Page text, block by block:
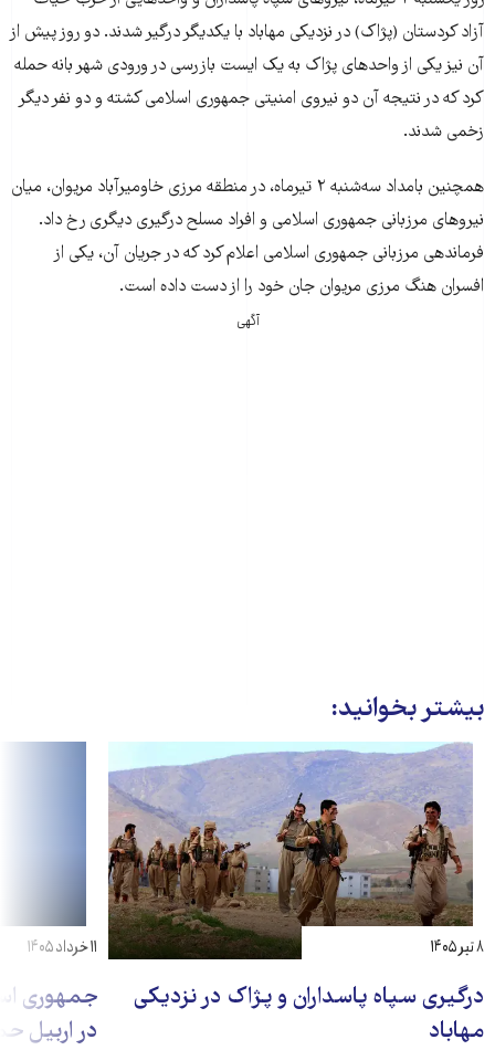
آزاد کردستان (پژاک) در نزدیکی مهاباد با یکدیگر درگیر شدند. دو روز پیش از
آن نیز یکی از واحدهای پژاک به یک ایست بازرسی در ورودی شهر بانه حمله
کرد که در نتیجه آن دو نیروی امنیتی جمهوری اسلامی کشته و دو نفر دیگر
زخمی شدند.
همچنین بامداد سه‌شنبه ۲ تیرماه، در منطقه مرزی خاومیرآباد مریوان، میان
نیروهای مرزبانی جمهوری اسلامی و افراد مسلح درگیری دیگری رخ داد.
فرماندهی مرزبانی جمهوری اسلامی اعلام کرد که در جریان آن، یکی از
افسران هنگ مرزی مریوان جان خود را از دست داده است.
آگهی
بیشتر بخوانید:
درگیری سپاه پاسداران و پژاک در نزدیکی
مهاباد
۸ تیر ۱۴۰۵
جمهوری
در اربیل
۱۱ خرداد ۱۴۰۵